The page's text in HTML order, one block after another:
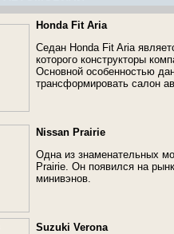
Honda Fit Aria
Седан Honda Fit Aria
которого конструкторы
Основной особенностью
трансформировать салон
Nissan Prairie
Одна из знаменательных
Prairie. Он появился на
минивэнов.
Suzuki Verona